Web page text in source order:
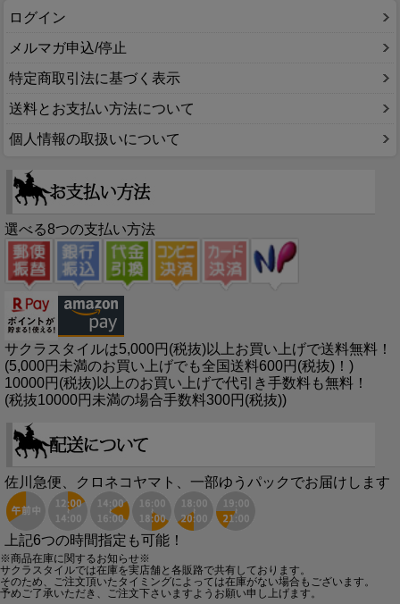
ログイン
メルマガ申込/停止
特定商取引法に基づく表示
送料とお支払い方法について
個人情報の取扱いについて
選べる8つの支払い方法
サクラスタイルは5,000円(税抜)以上お買い上げで送料無料！
(5,000円未満のお買い上げでも全国送料600円(税抜)！)
10000円(税抜)以上のお買い上げで代引き手数料も無料！
(税抜10000円未満の場合手数料300円(税抜))
佐川急便、クロネコヤマト、一部ゆうパックでお届けします
上記6つの時間指定も可能！
※商品在庫に関するお知らせ※
サクラスタイルでは在庫を実店舗と各販路で共有しております。
そのため、ご注文頂いたタイミングによっては在庫がない場合もございます。
予めご了承いただき、ご注文下さいますようお願い申し上げます。